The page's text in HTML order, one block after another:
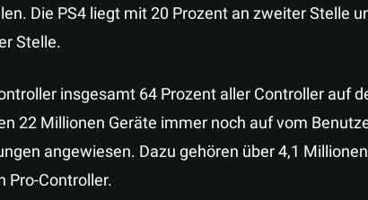
Die PS4 liegt mit 20 Prozent an zweiter Stelle
Stelle.
insgesamt 64 Prozent aller Controller auf
22 Millionen Geräte immer noch auf vom
angewiesen. Dazu gehören über 4,1
Pro-Controller.